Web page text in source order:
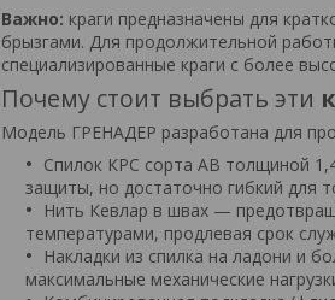
Важно: краги предназначены для
брызгами. Для продолжительной
специализированные краги с более
Почему стоит выбрать эти
Модель ГРЕНАДЕР разработана для
Спилок КРС сорта АВ толщиной
защиты, но достаточно гибкий для
Нить Кевлар в швах —
температурами, продлевая срок
Накладки из спилка на ладони и
максимальные механические